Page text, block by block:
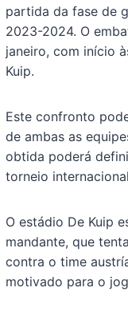
partida da fase de
2023-2024. O
janeiro, com início
Kuip.
Este confronto
de ambas as
obtida poderá
torneio
O estádio De Kuip
mandante, que
contra o time
motivado para o